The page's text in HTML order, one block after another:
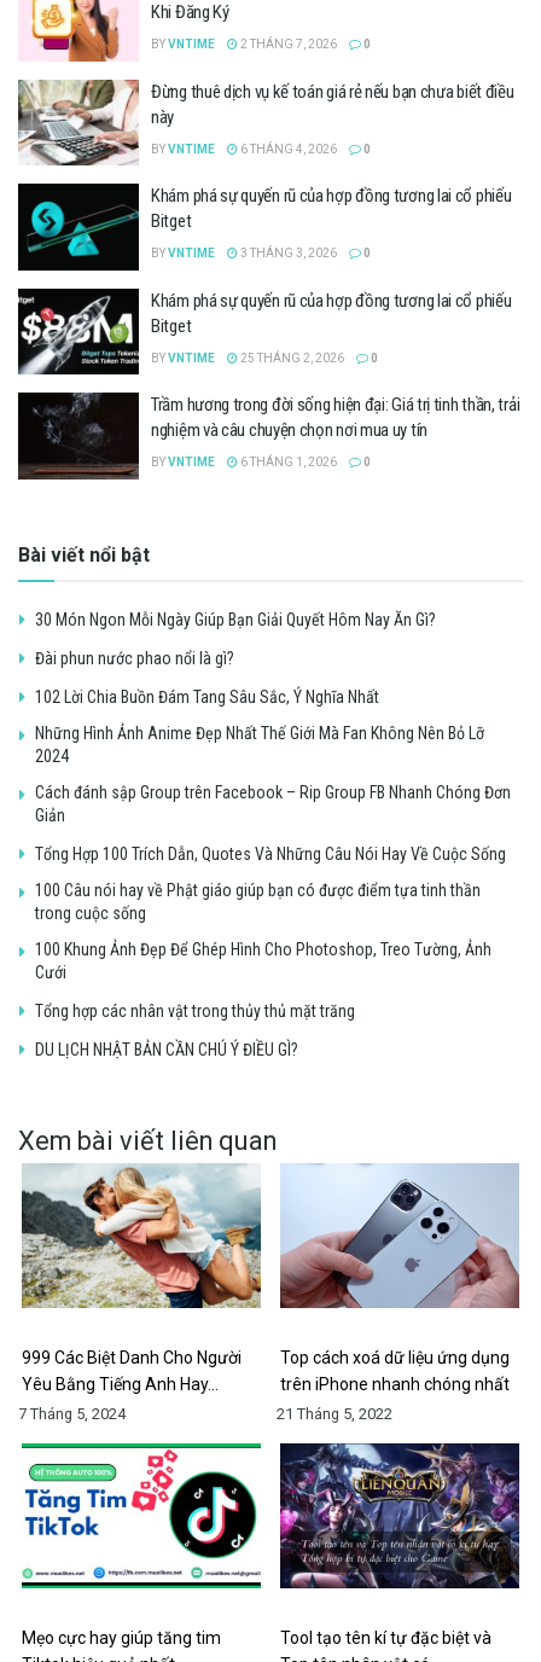
Khi Đăng Ký
BYVNTIME 2 THÁNG 7, 2026 0
Đừng thuê dịch vụ kế toán giá rẻ nếu bạn chưa biết điều
này
BYVNTIME 6 THÁNG 4, 2026 0
Khám phá sự quyến rũ của hợp đồng tương lai cổ phiếu
Bitget
BYVNTIME 3 THÁNG 3, 2026 0
Khám phá sự quyến rũ của hợp đồng tương lai cổ phiếu
Bitget
BYVNTIME 25 THÁNG 2, 2026 0
Trầm hương trong đời sống hiện đại: Giá trị tinh thần, trải
nghiệm và câu chuyện chọn nơi mua uy tín
BYVNTIME 6 THÁNG 1, 2026 0
Bài viết nổi bật
30 Món Ngon Mỗi Ngày Giúp Bạn Giải Quyết Hôm Nay Ăn Gì?
Đài phun nước phao nổi là gì?
102 Lời Chia Buồn Đám Tang Sâu Sắc, Ý Nghĩa Nhất
Những Hình Ảnh Anime Đẹp Nhất Thế Giới Mà Fan Không Nên Bỏ Lỡ
2024
Cách đánh sập Group trên Facebook – Rip Group FB Nhanh Chóng Đơn
Giản
Tổng Hợp 100 Trích Dẫn, Quotes Và Những Câu Nói Hay Về Cuộc Sống
100 Câu nói hay về Phật giáo giúp bạn có được điểm tựa tinh thần
trong cuộc sống
100 Khung Ảnh Đẹp Để Ghép Hình Cho Photoshop, Treo Tường, Ảnh
Cưới
Tổng hợp các nhân vật trong thủy thủ mặt trăng
DU LỊCH NHẬT BẢN CẦN CHÚ Ý ĐIỀU GÌ?
Xem bài viết liên quan
999 Các Biệt Danh Cho Người
Yêu Bằng Tiếng Anh Hay…
7 Tháng 5, 2024
Top cách xoá dữ liệu ứng dụng
trên iPhone nhanh chóng nhất
21 Tháng 5, 2022
Mẹo cực hay giúp tăng tim
Tool tạo tên kí tự đặc biệt và